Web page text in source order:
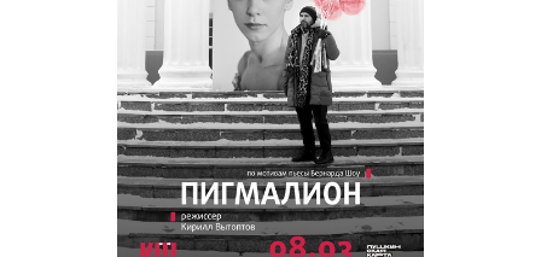
Виртуальный тур
Контакты
Вакансии